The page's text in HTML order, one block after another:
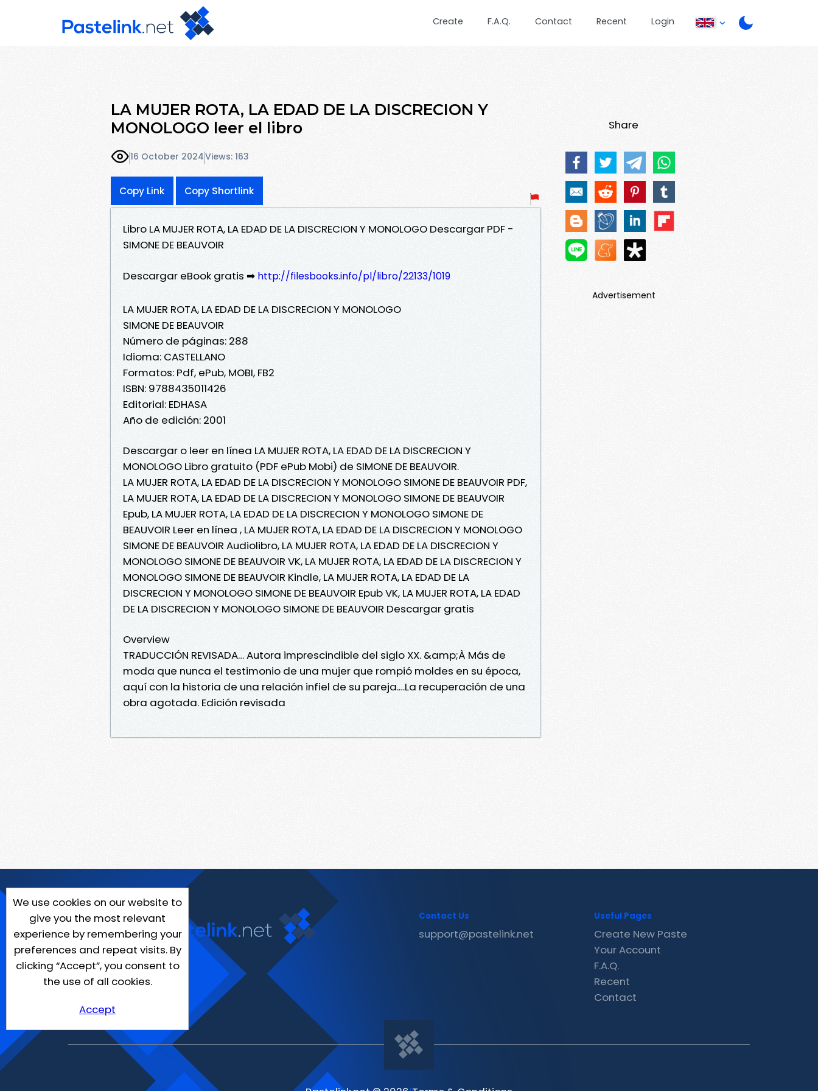
Create F.A.Q. Contact Recent Login
LA MUJER ROTA, LA EDAD DE LA DISCRECION Y
MONOLOGO leer el libro
16 October 2024Views: 163
Copy Link Copy Shortlink
Libro LA MUJER ROTA, LA EDAD DE LA DISCRECION Y MONOLOGO Descargar PDF -
SIMONE DE BEAUVOIR
Descargar eBook gratis ➡ http://filesbooks.info/pl/libro/22133/1019
LA MUJER ROTA, LA EDAD DE LA DISCRECION Y MONOLOGO
SIMONE DE BEAUVOIR
Número de páginas: 288
Idioma: CASTELLANO
Formatos: Pdf, ePub, MOBI, FB2
ISBN: 9788435011426
Editorial: EDHASA
Año de edición: 2001
Descargar o leer en línea LA MUJER ROTA, LA EDAD DE LA DISCRECION Y
MONOLOGO Libro gratuito (PDF ePub Mobi) de SIMONE DE BEAUVOIR.
LA MUJER ROTA, LA EDAD DE LA DISCRECION Y MONOLOGO SIMONE DE BEAUVOIR PDF,
LA MUJER ROTA, LA EDAD DE LA DISCRECION Y MONOLOGO SIMONE DE BEAUVOIR
Epub, LA MUJER ROTA, LA EDAD DE LA DISCRECION Y MONOLOGO SIMONE DE
BEAUVOIR Leer en línea , LA MUJER ROTA, LA EDAD DE LA DISCRECION Y MONOLOGO
SIMONE DE BEAUVOIR Audiolibro, LA MUJER ROTA, LA EDAD DE LA DISCRECION Y
MONOLOGO SIMONE DE BEAUVOIR VK, LA MUJER ROTA, LA EDAD DE LA DISCRECION Y
MONOLOGO SIMONE DE BEAUVOIR Kindle, LA MUJER ROTA, LA EDAD DE LA
DISCRECION Y MONOLOGO SIMONE DE BEAUVOIR Epub VK, LA MUJER ROTA, LA EDAD
DE LA DISCRECION Y MONOLOGO SIMONE DE BEAUVOIR Descargar gratis
Overview
TRADUCCIÓN REVISADA… Autora imprescindible del siglo XX. &amp;À Más de
moda que nunca el testimonio de una mujer que rompió moldes en su época,
aquí con la historia de una relación infiel de su pareja.…La recuperación de una
obra agotada. Edición revisada
Share
Advertisement
We use cookies on our website to
give you the most relevant
experience by remembering your
preferences and repeat visits. By
clicking “Accept”, you consent to
the use of all cookies.
Accept
Contact Us
support@pastelink.net
Useful Pages
Create New Paste
Your Account
F.A.Q.
Recent
Contact